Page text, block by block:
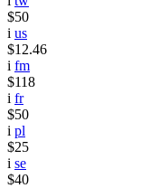
$50
i us
$12.46
i fm
$118
i fr
$50
i pl
$25
i se
$40